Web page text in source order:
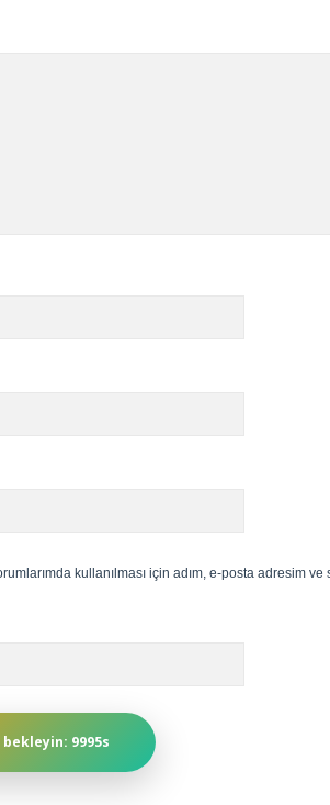
kullanılması için adım, e-posta adresim